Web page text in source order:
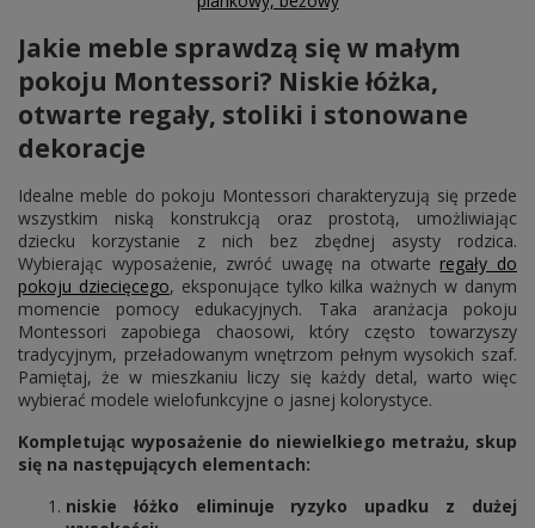
Jakie meble sprawdzą się w małym
pokoju Montessori? Niskie łóżka,
otwarte regały, stoliki i stonowane
dekoracje
Idealne meble do pokoju Montessori charakteryzują się przede
wszystkim niską konstrukcją oraz prostotą, umożliwiając
dziecku korzystanie z nich bez zbędnej asysty rodzica.
Wybierając wyposażenie, zwróć uwagę na otwarte regały do
pokoju dziecięcego, eksponujące tylko kilka ważnych w danym
momencie pomocy edukacyjnych. Taka aranżacja pokoju
Montessori zapobiega chaosowi, który często towarzyszy
tradycyjnym, przeładowanym wnętrzom pełnym wysokich szaf.
Pamiętaj, że w mieszkaniu liczy się każdy detal, warto więc
wybierać modele wielofunkcyjne o jasnej kolorystyce.
Kompletując wyposażenie do niewielkiego metrażu, skup
się na następujących elementach:
niskie łóżko eliminuje ryzyko upadku z dużej